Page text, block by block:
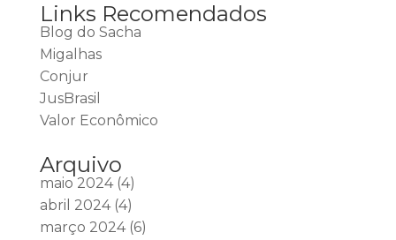
Links Recomendados
Blog do Sacha
Migalhas
Conjur
JusBrasil
Valor Econômico
Arquivo
maio 2024(4)
abril 2024(4)
março 2024(6)